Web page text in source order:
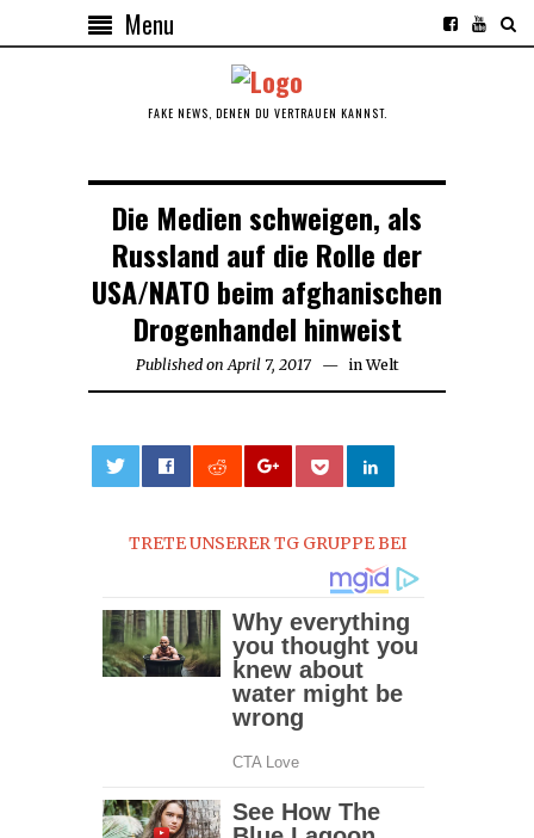
Menu
FAKE NEWS, DENEN DU VERTRAUEN KANNST.
Die Medien schweigen, als
Russland auf die Rolle der
USA/NATO beim afghanischen
Drogenhandel hinweist
Published on April 7, 2017 in Welt
TRETE UNSERER TG GRUPPE BEI